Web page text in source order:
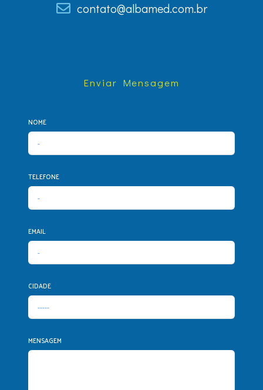
contato@albamed.com.br
Enviar Mensagem
NOME
TELEFONE
EMAIL
CIDADE
MENSAGEM